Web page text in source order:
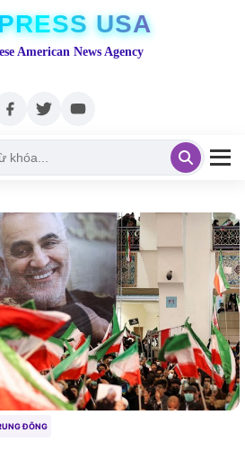
USA
American News Agency
ĐÔNG